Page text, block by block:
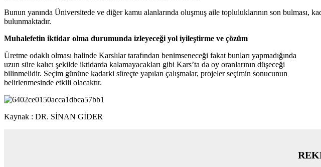
Bunun yanında Üniversitede ve diğer kamu alanlarında oluşmuş aile topluluklarının son bulması,
bulunmaktadır.
Muhalefetin iktidar olma durumunda izleyeceği yol iyileştirme ve çözüm
Üretme odaklı olması halinde Karslılar tarafından benimseneceği fakat bunları yapmadığında
uzun süre kalıcı şekilde iktidarda kalamayacakları gibi Kars’ta da oy oranlarının düşeceği
bilinmelidir. Seçim gününe kadarki süreçte yapılan çalışmalar, projeler seçimin sonucunun
belirlenmesinde etkili olacaktır.
Kaynak : DR. SİNAN GİDER